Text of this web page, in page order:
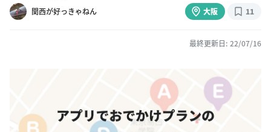
関西が好っきゃねん
大阪 11
最終更新日: 22/07/16